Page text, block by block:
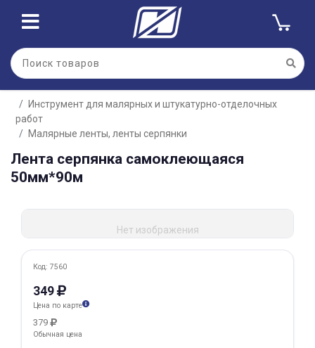
Инструмент для малярных и штукатурно-отделочных
работ
Малярные ленты, ленты серпянки
Лента серпянка самоклеющаяся
50мм*90м
Нет изображения
Код: 7560
349
Цена по карте
379
Обычная цена
Для клиентов всех банков
Разбейте
оплатуна части
без переплат
Добавляйте товары